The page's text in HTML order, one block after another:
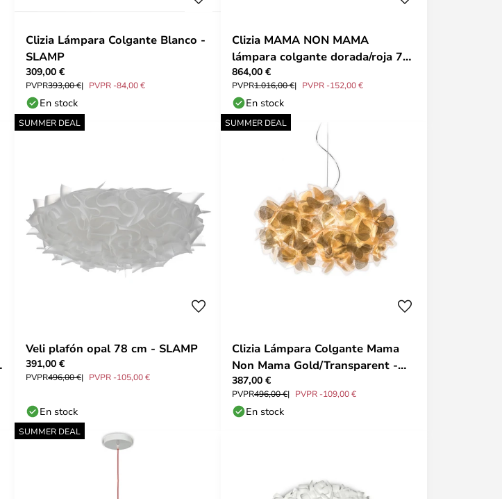
Clizia Lámpara Colgante Blanco -
SLAMP
309,00 €
PVPR393,00 € PVPR -84,00 €
En stock
Clizia MAMA NON MAMA
lámpara colgante dorada/roja 78
cm - SLAMP
864,00 €
PVPR1.016,00 € PVPR -152,00 €
En stock
SUMMER DEAL
Veli plafón opal 78 cm - SLAMP
391,00 €
PVPR496,00 € PVPR -105,00 €
En stock
SUMMER DEAL
Clizia Lámpara Colgante Mama
Non Mama Gold/Transparent -
Slamp
387,00 €
PVPR496,00 € PVPR -109,00 €
En stock
SUMMER DEAL